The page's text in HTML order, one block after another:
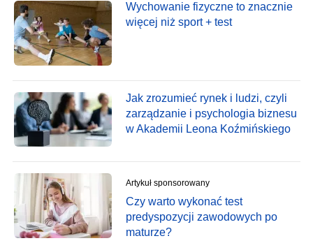
Wychowanie fizyczne to znacznie
więcej niż sport + test
Jak zrozumieć rynek i ludzi, czyli
zarządzanie i psychologia biznesu
w Akademii Leona Koźmińskiego
Artykuł sponsorowany
Czy warto wykonać test
predyspozycji zawodowych po
maturze?